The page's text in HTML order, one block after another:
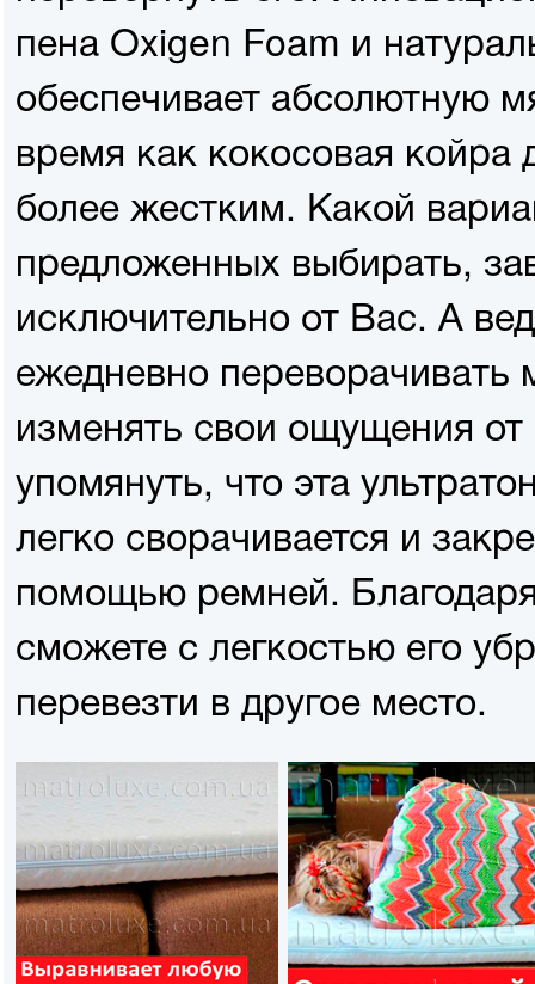
пена Oxigen Foam и
обеспечивает абсолютную
время как кокосовая койра
более жестким. Какой
предложенных выбирать,
исключительно от Вас. А
ежедневно переворачивать
изменять свои ощущения от
упомянуть, что эта
легко сворачивается и
помощью ремней.
сможете с легкостью его
перевезти в другое место.